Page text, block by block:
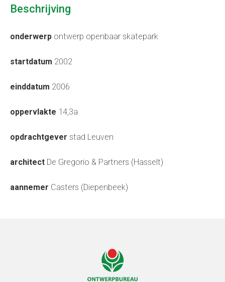
Beschrijving
onderwerp ontwerp openbaar skatepark
startdatum 2002
einddatum 2006
oppervlakte 14,3a
opdrachtgever stad Leuven
architect De Gregorio & Partners (Hasselt)
aannemer Casters (Diepenbeek)